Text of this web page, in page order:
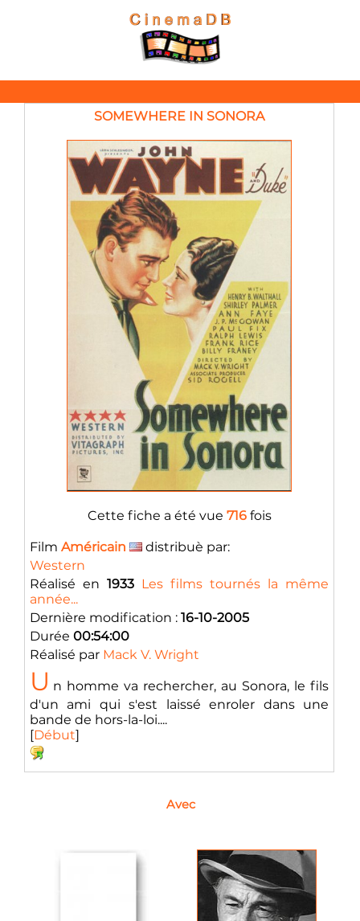
SOMEWHERE IN SONORA
Cette fiche a été vue 716fois
Film Américain
distribuè par:
Western
Réalisé en 1933 Les films tournés la même
année...
Dernière modification : 16-10-2005
Durée 00:54:00
Réalisé par Mack V. Wright
U n homme va rechercher, au Sonora, le fils
d'un ami qui s'est laissé enroler dans une
bande de hors-la-loi....
[Début]
Avec